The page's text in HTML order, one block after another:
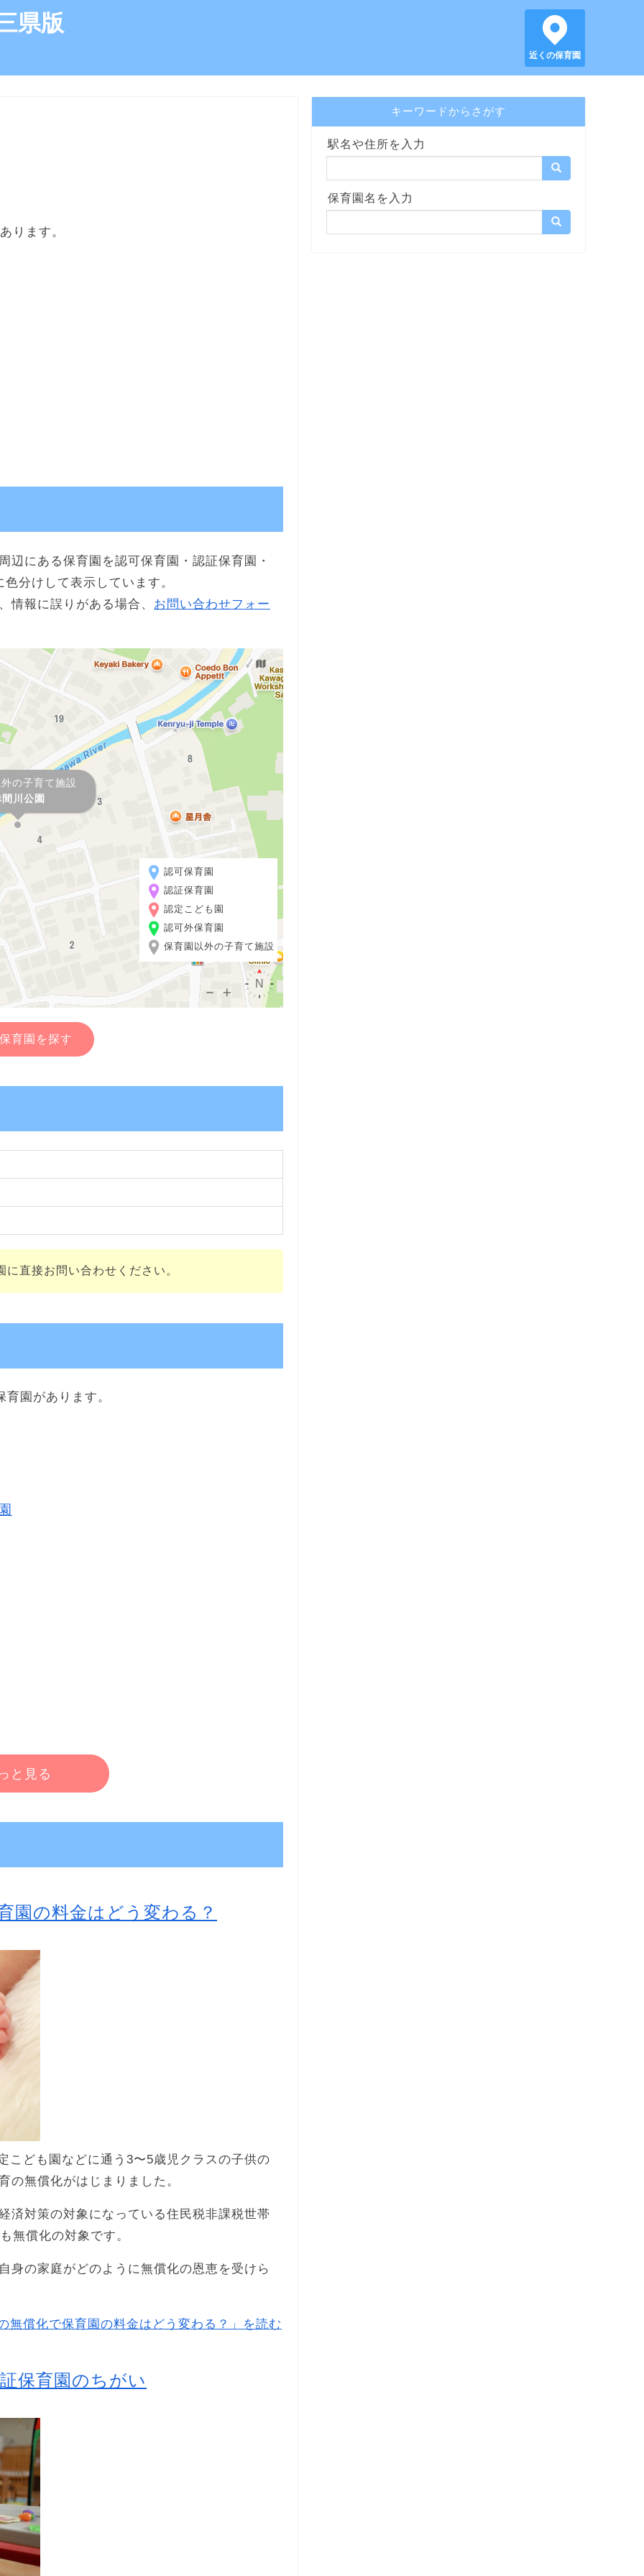
県版
近くの保育園
ります。
辺にある保育園を認可保育園・認証保育園・
分けして表示しています。
情報に誤りがある場合、 お問い合わせフォー
の子育て施設
川公園
認可保育園
認証保育園
認定こども園
認可外保育園
保育園以外の子育て施設
育園を探す
直接お問い合わせください。
園があります。
と見る
園の料金はどう変わる？
こども園などに通う3〜5歳児クラスの子供の
の無償化がはじまりました。
済対策の対象になっている住民税非課税世帯
無償化の対象です。
身の家庭がどのように無償化の恩恵を受けら
無償化で保育園の料金はどう変わる？」を読む
保育園のちがい
キーワードからさがす
駅名や住所を入力
保育園名を入力